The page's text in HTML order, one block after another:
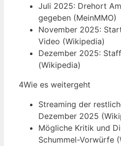
Juli 2025: Drehort
gegeben (MeinMMO)
November 2025:
Video (Wikipedia)
Dezember 2025:
(Wikipedia)
4Wie es weitergeht
Streaming der
Dezember 2025
Mögliche Kritik und
Schummel-Vorwürfe